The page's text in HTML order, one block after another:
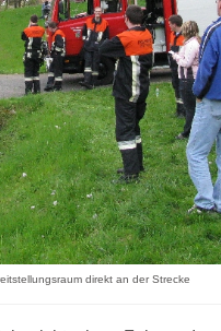
direkt an der Strecke